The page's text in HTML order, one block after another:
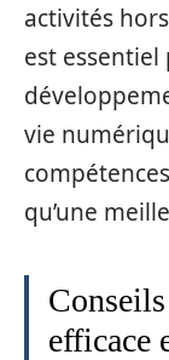
activités
est
vie
qu’une
efficace